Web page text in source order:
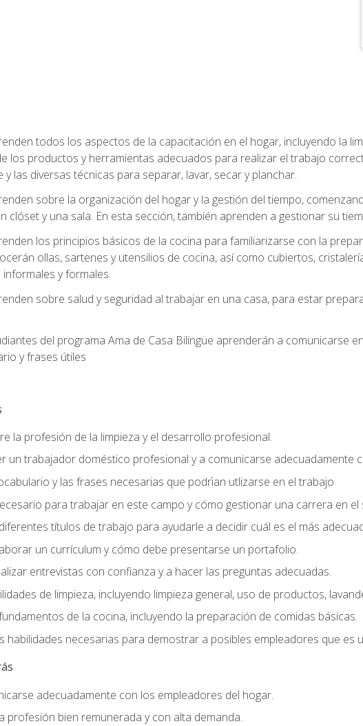
todos los aspectos de la capacitación en el hogar, incluyendo la
los productos y herramientas adecuados para realizar el trabajo
las diversas técnicas para separar, lavar, secar y planchar.
sobre la organización del hogar y la gestión del tiempo,
clóset y una sala. En esta sección, también aprenden a gestionar su
los principios básicos de la cocina para familiarizarse con la
ollas, sartenes y utensilios de cocina, así como cubiertos,
y formales.
sobre salud y seguridad al trabajar en una casa, para estar
del programa Ama de Casa Bilingüe aprenderán a comunicarse
y frases útiles
la profesión de la limpieza y el desarrollo profesional.
un trabajador doméstico profesional y a comunicarse adecuadamente
y las frases necesarias que podrìan utlizarse en el trabajo
para trabajar en este campo y cómo gestionar una carrera en el
títulos de trabajo para ayudarle a decidir cuál es el más
un currículum y cómo debe presentarse un portafolio.
entrevistas con confianza y a hacer las preguntas adecuadas.
de limpieza, incluyendo limpieza general, uso de productos,
de la cocina, incluyendo la preparación de comidas básicas.
habilidades necesarias para demostrar a posibles empleadores que es
adecuadamente con los empleadores del hogar.
profesión bien remunerada y con alta demanda.